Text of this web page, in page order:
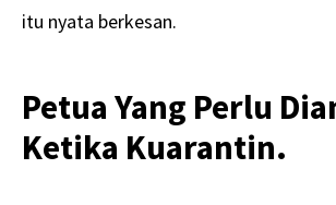
itu nyata berkesan.
Petua Yang Perlu
Ketika Kuarantin.